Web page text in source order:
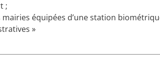
;
équipées d’une station
»